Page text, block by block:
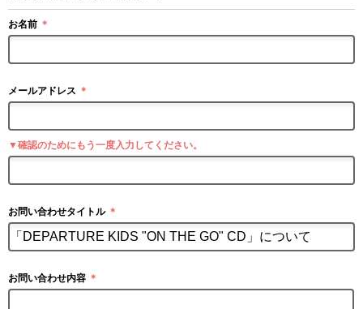
お名前 ＊
メールアドレス ＊
▼確認のためにもう一度入力してください。
お問い合わせタイトル ＊
お問い合わせ内容 ＊